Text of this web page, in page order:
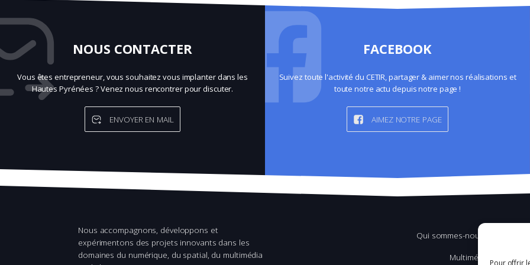
Pour offrir
NOUS CONTACTER
Vous êtes entrepreneur, vous souhaitez vous implanter dans les
Hautes Pyrénées ? Venez nous rencontrer pour discuter.
ENVOYER EN MAIL
FACEBOOK
Suivez toute l'activité du CETIR, partager & aimer nos réalisations et
toute notre actu depuis notre page !
AIMEZ NOTRE PAGE
Nous accompagnons, développons et
expérimentons des projets innovants dans les
domaines du numérique, du spatial, du multimédia
Qui sommes-nous ?
Multimédia